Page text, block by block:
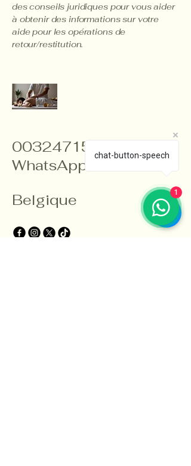
des conseils juridiques pour vous aider
à obtenir des informations sur votre
aide pour les opérations de
retour/restitution.
0032471575254
WhatsApp
Belgique
chat-button-speech
1